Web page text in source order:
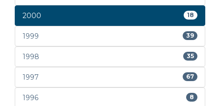
2000 18
1999 39
1998 35
1997 67
1996 8